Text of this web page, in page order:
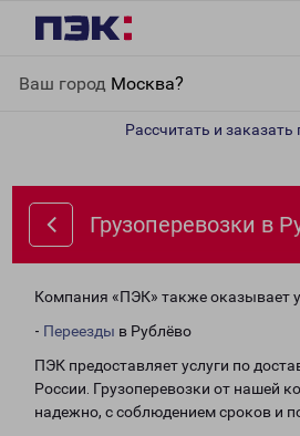
Ваш город Москва?
Рассчитать и заказать
Грузоперевозки в
Компания «ПЭК» также оказывает
- Переезды в Рублёво
ПЭК предоставляет услуги по
России. Грузоперевозки от нашей
надежно, с соблюдением сроков и